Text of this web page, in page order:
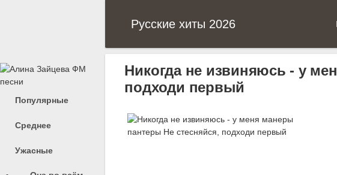
Русские хиты 2026
Популярные
Среднее
Ужасные
Никогда не извиняюсь - у
подходи первый